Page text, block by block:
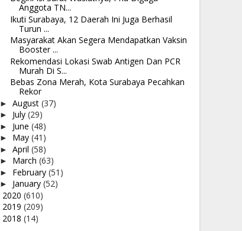
Anggota TN...
Ikuti Surabaya, 12 Daerah Ini Juga Berhasil
Turun ...
Masyarakat Akan Segera Mendapatkan Vaksin
Booster ...
Rekomendasi Lokasi Swab Antigen Dan PCR
Murah Di S...
Bebas Zona Merah, Kota Surabaya Pecahkan
Rekor
► August (37)
► July (29)
► June (48)
► May (41)
► April (58)
► March (63)
► February (51)
► January (52)
2020 (610)
2019 (209)
2018 (14)